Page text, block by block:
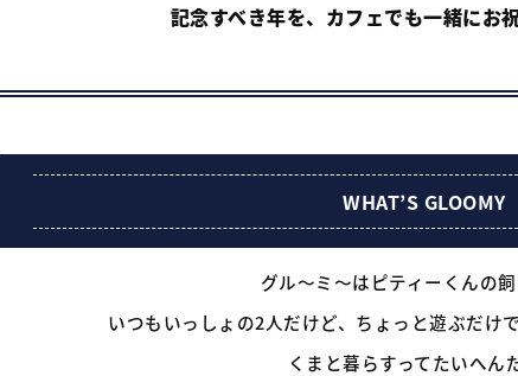
記念すべき年を、カフェでも一緒にお
WHAT’S GLOOMY
グル〜ミ〜はピティーくんの飼
いつもいっしょの2人だけど、 ちょっと遊ぶだけで
くまと暮らすってたいへん